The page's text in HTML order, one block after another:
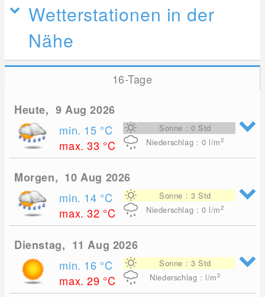
Wetterstationen in der
Nähe
16-Tage
Heute, 9 Aug 2026
min. 15 °C
max. 33 °C
Sonne : 0 Std
Niederschlag : 0 l/m2
Morgen, 10 Aug 2026
min. 14 °C
max. 32 °C
Sonne : 3 Std
Niederschlag : 0 l/m2
Dienstag, 11 Aug 2026
min. 16 °C
max. 29 °C
Sonne : 3 Std
Niederschlag : l/m2